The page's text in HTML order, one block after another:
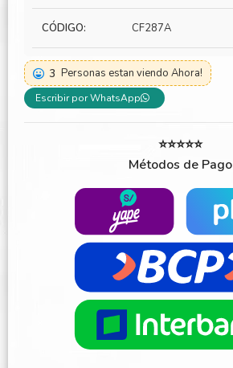
CÓDIGO: CF287A
3 Personas estan viendo Ahora!
Escribir por WhatsApp
⭐⭐⭐⭐⭐
Métodos de Pago